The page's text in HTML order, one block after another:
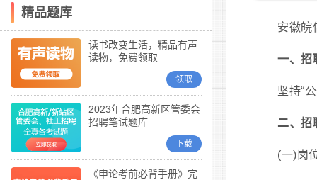
精品题库
读书改变生活，精品有声
读物，免费领取
领取
2023年合肥高新区管委会
招聘笔试题库
下载
《申论考前必背手册》完
安徽皖
一、招
坚持“
二、招
(一)岗